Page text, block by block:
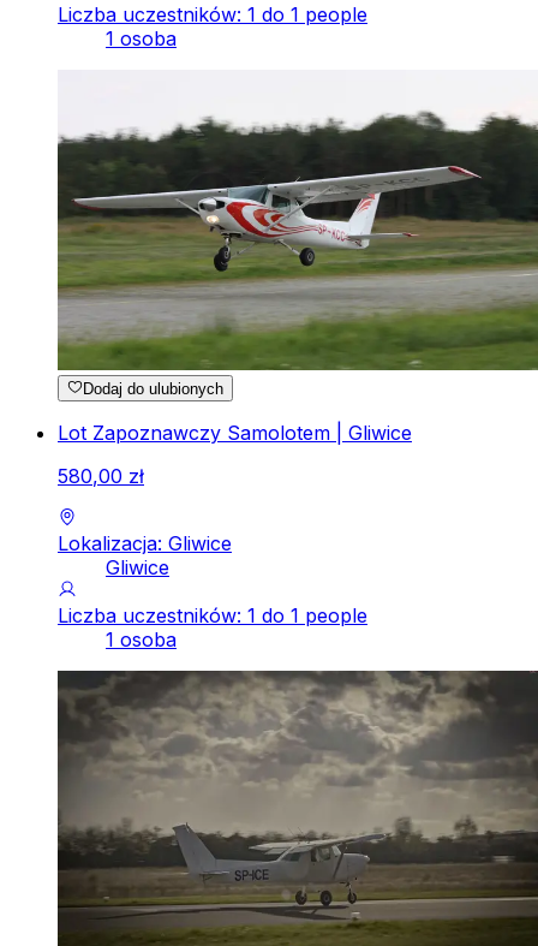
Liczba uczestników: 1 do 1 people
1 osoba
Dodaj do ulubionych
Lot Zapoznawczy Samolotem | Gliwice
580,00 zł
Lokalizacja: Gliwice
Gliwice
Liczba uczestników: 1 do 1 people
1 osoba